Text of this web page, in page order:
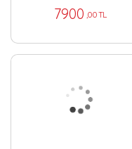
7900 ,00 TL